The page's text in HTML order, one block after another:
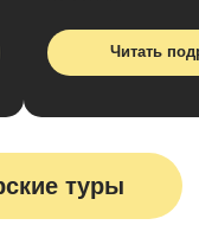
Читать